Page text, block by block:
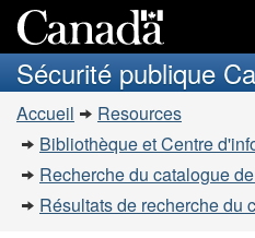
Recherche
et
menus
Sécurité publique
Vous
êtes
ici
Accueil
Resources
Bibliothèque et Centre
Recherche du catalogue
Résultats de recherche du